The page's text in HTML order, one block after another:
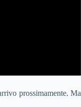
prossimamente. Ma